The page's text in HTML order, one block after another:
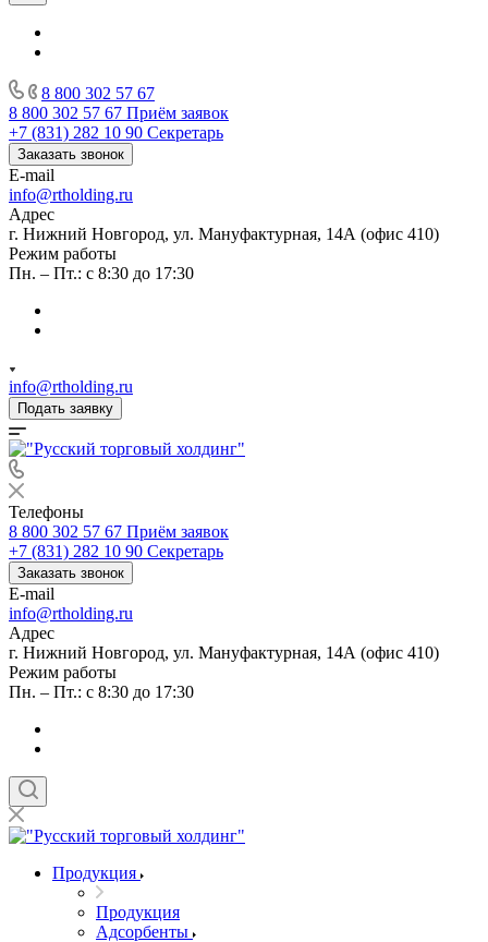
8 800 302 57 67
8 800 302 57 67 Приём заявок
+7 (831) 282 10 90 Секретарь
Заказать звонок
E-mail
info@rtholding.ru
Адрес
г. Нижний Новгород, ул. Мануфактурная, 14А (офис 410)
Режим работы
Пн. – Пт.: с 8:30 до 17:30
info@rtholding.ru
Подать заявку
Телефоны
8 800 302 57 67 Приём заявок
+7 (831) 282 10 90 Секретарь
Заказать звонок
E-mail
info@rtholding.ru
Адрес
г. Нижний Новгород, ул. Мануфактурная, 14А (офис 410)
Режим работы
Пн. – Пт.: с 8:30 до 17:30
Продукция
Продукция
Адсорбенты